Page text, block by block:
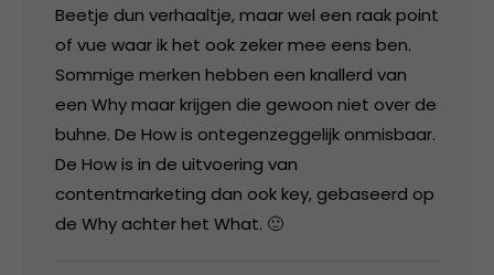
Beetje dun verhaaltje, maar wel een raak point
of vue waar ik het ook zeker mee eens ben.
Sommige merken hebben een knallerd van
een Why maar krijgen die gewoon niet over de
buhne. De How is ontegenzeggelijk onmisbaar.
De How is in de uitvoering van
contentmarketing dan ook key, gebaseerd op
de Why achter het What. 🙂